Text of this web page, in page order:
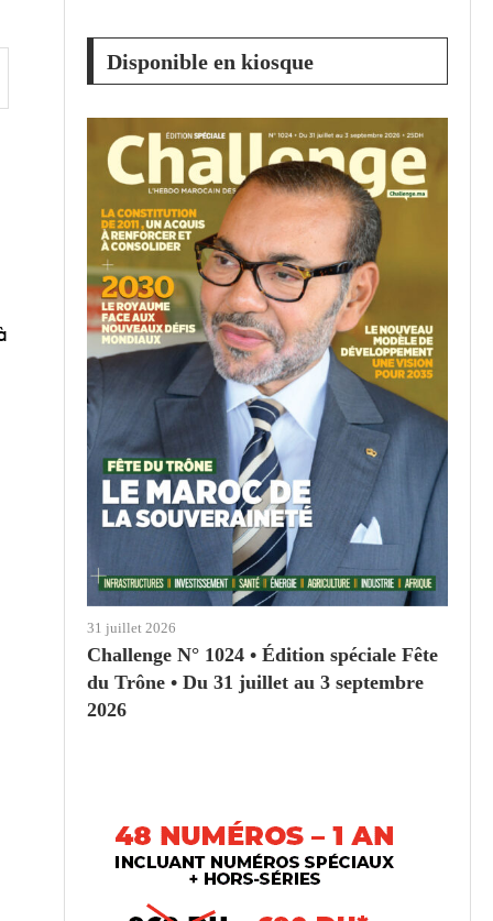
Disponible en kiosque
31 juillet 2026
Challenge N° 1024 • Édition spéciale Fête
du Trône • Du 31 juillet au 3 septembre
2026